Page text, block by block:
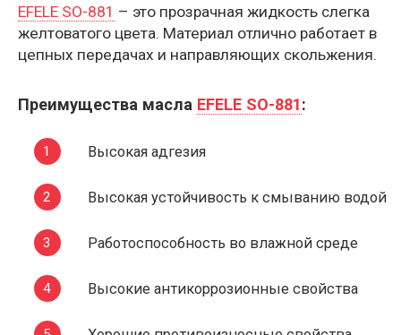
EFELE SO-881 – это прозрачная жидкость слегка
желтоватого цвета. Материал отлично работает в
цепных передачах и направляющих скольжения.
Преимущества масла EFELE SO-881:
Высокая адгезия
Высокая устойчивость к смыванию водой
Работоспособность во влажной среде
Высокие антикоррозионные свойства